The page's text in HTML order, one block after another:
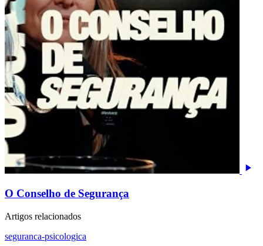
O Conselho de Segurança
Artigos relacionados
seguranca-psicologica